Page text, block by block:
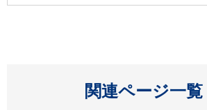
関連ページ一覧
開く